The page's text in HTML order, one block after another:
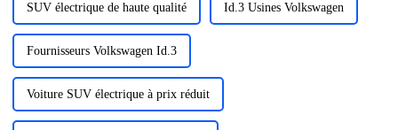
SUV électrique de haute qualité Id.3 Usines Volkswagen
Fournisseurs Volkswagen Id.3
Voiture SUV électrique à prix réduit